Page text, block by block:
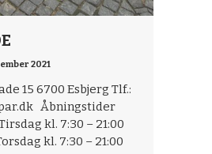
2021
15 6700 Esbjerg Tlf.:
Åbningstider
kl. 7:30 – 21:00
kl. 7:30 – 21:00